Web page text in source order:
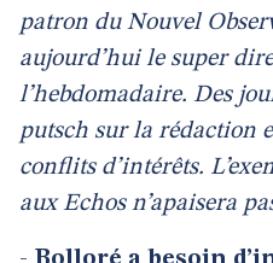
patron du Nouvel
aujourd’hui le super
l’hebdomadaire. Des
putsch sur la rédaction
conflits d’intérêts.
aux Echos n’apaisera